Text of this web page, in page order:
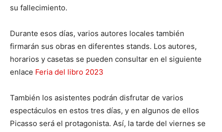
su fallecimiento.
Durante esos días, varios autores locales también
firmarán sus obras en diferentes stands. Los autores,
horarios y casetas se pueden consultar en el siguiente
enlace Feria del libro 2023
También los asistentes podrán disfrutar de varios
espectáculos en estos tres días, y en algunos de ellos
Picasso será el protagonista. Así, la tarde del viernes se